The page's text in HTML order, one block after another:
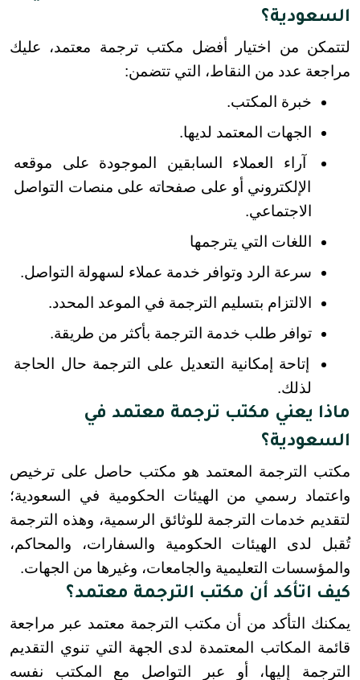
السعودية؟
مراجعة عدد من النقاط، التي تتضمن:
خبرة المكتب.
الجهات المعتمد لديها.
الاجتماعي.
اللغات التي يترجمها
سرعة الرد وتوافر خدمة عملاء لسهولة التواصل.
الالتزام بتسليم الترجمة في الموعد المحدد.
توافر طلب خدمة الترجمة بأكثر من طريقة.
لذلك.
ماذا يعني مكتب ترجمة معتمد في
السعودية؟
والمؤسسات التعليمية والجامعات، وغيرها من الجهات.
كيف اتأكد أن مكتب الترجمة معتمد؟